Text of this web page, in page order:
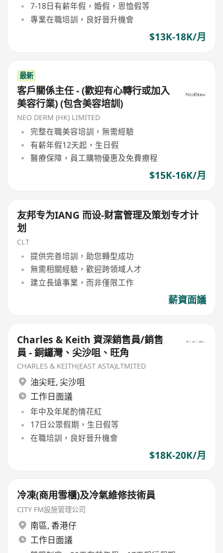
7-18日有薪年假，婚假，恩恤假等
專業在職培訓，良好晉升機會
$13K-18K/月
最新
客戶關係主任 - (歡迎有心轉行或加入
美容行業) (包含美容培訓)
NEO DERM (HK) LIMITED
完整在職美容培訓，無需經驗
有薪年假12天起，生日假
醫療保障，員工購物優惠及免費療程
$15K-16K/月
友邦专为IANG 而设-财富管理及策划专才计
划
CLT
提供完善培訓，助您轉型成功
無需相關經驗，歡迎跨領域人才
建立長遠事業，而非僅限工作
薪資面議
Charles & Keith 資深銷售員/銷售
員 - 銅鑼灣、尖沙咀、旺角
CHARLES & KEITH(EAST ASTA)LTMITED
油尖旺, 尖沙咀
工作日面議
年中及年尾酌情花紅
17日公眾假期，生日假等
在職培訓，良好晉升機會
$18K-20K/月
冷凍(商用雪櫃)及冷氣維修技術員
CITY FM設施管理公司
南區, 香港仔
工作日面議